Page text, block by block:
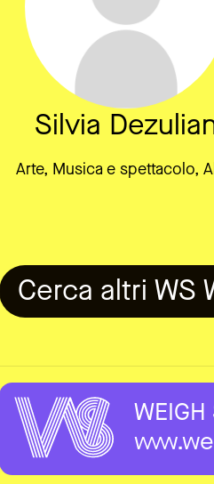
Silvia
Arte, Musica e spettacolo,
Cerca altri WS
WEIGH